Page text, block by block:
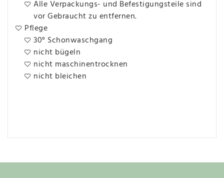
Alle Verpackungs- und Befestigungsteile sind
vor Gebraucht zu entfernen.
Pflege
30° Schonwaschgang
nicht bügeln
nicht maschinentrocknen
nicht bleichen